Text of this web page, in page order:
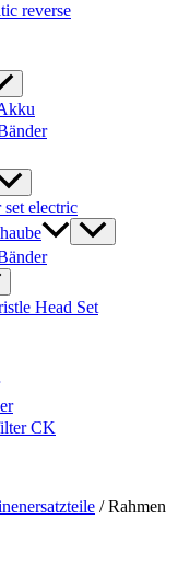
reverse
electric
Head Set
CK
/ Rahmen